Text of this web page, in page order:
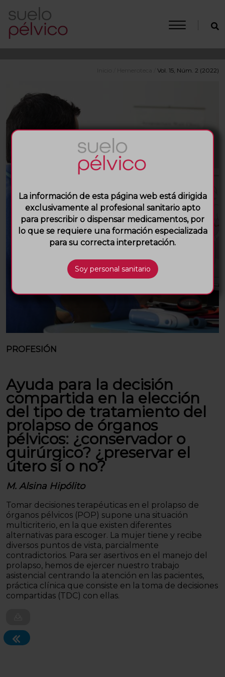
Vol. 15, Núm. 2 (2022)
PROFESIÓN
Ayuda para la decisión
compartida en la elección
del tipo de tratamiento del
prolapso de órganos
pélvicos: ¿conservador o
quirúrgico? ¿preservar el
útero sí o no?
M. Alsina Hipólito
Tomar decisiones terapéuticas en el prolapso de
órganos pélvicos (POP) supone una situación
multicriterio, en la que existen diferentes
alternativas para escoger. La mujer tiene y recibe
diversos puntos de vista, parcialmente
contradictorios. Para ser asertivos en el manejo del
prolapso, hemos de ejercer nuestro trabajo
asistencial centrando la atención en las pacientes,
práctica clínica que consiste en la toma de decisiones
compartidas (TDC) con ellas.
La información de esta página web está dirigida
exclusivamente al profesional sanitario apto
para prescribir o dispensar medicamentos, por
lo que se requiere una formación especializada
para su correcta interpretación.